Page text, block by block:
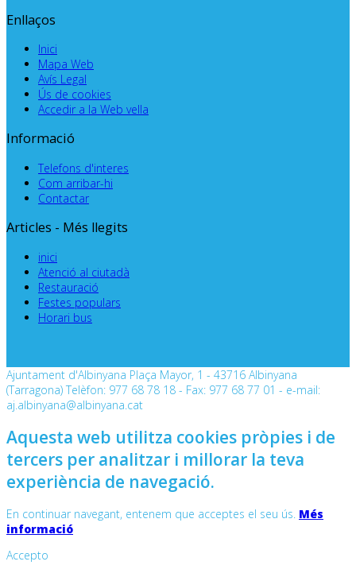
Enllaços
Inici
Mapa Web
Avís Legal
Ús de cookies
Accedir a la Web vella
Informació
Telefons d'interes
Com arribar-hi
Contactar
Articles - Més llegits
inici
Atenció al ciutadà
Restauració
Festes populars
Horari bus
Ajuntament d'Albinyana Plaça Mayor, 1 - 43716 Albinyana
(Tarragona) Telèfon: 977 68 78 18 - Fax: 977 68 77 01 - e-mail:
aj.albinyana@albinyana.cat
Aquesta web utilitza cookies pròpies i de
tercers per analitzar i millorar la teva
experiència de navegació.
En continuar navegant, entenem que acceptes el seu ús. Més
informació
Accepto